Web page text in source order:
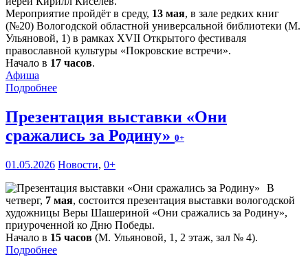
Мероприятие пройдёт в среду, 13 мая, в зале редких книг
(№20) Вологодской областной универсальной библиотеки (М.
Ульяновой, 1) в рамках XVII Открытого фестиваля
православной культуры «Покровские встречи».
Начало в 17 часов.
Афиша
Подробнее
Презентация выставки «Они
сражались за Родину» 0+
01.05.2026 Новости, 0+
В
четверг, 7 мая, состоится презентация выставки вологодской
художницы Веры Шашериной «Они сражались за Родину»,
приуроченной ко Дню Победы.
Начало в 15 часов (М. Ульяновой, 1, 2 этаж, зал № 4).
Подробнее